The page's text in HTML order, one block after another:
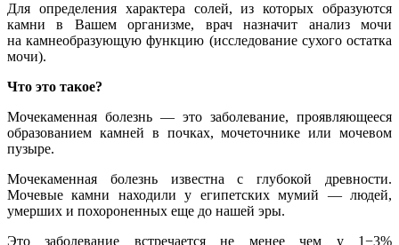
Для определения характера солей, из которых образуются
камни в Вашем организме, врач назначит анализ мочи
на камнеобразующую функцию (исследование сухого остатка
мочи).
Что это такое?
Мочекаменная болезнь — это заболевание, проявляющееся
образованием камней в почках, мочеточнике или мочевом
пузыре.
Мочекаменная болезнь известна с глубокой древности.
Мочевые камни находили у египетских мумий — людей,
умерших и похороненных еще до нашей эры.
Это заболевание встречается не менее чем у 1−3%